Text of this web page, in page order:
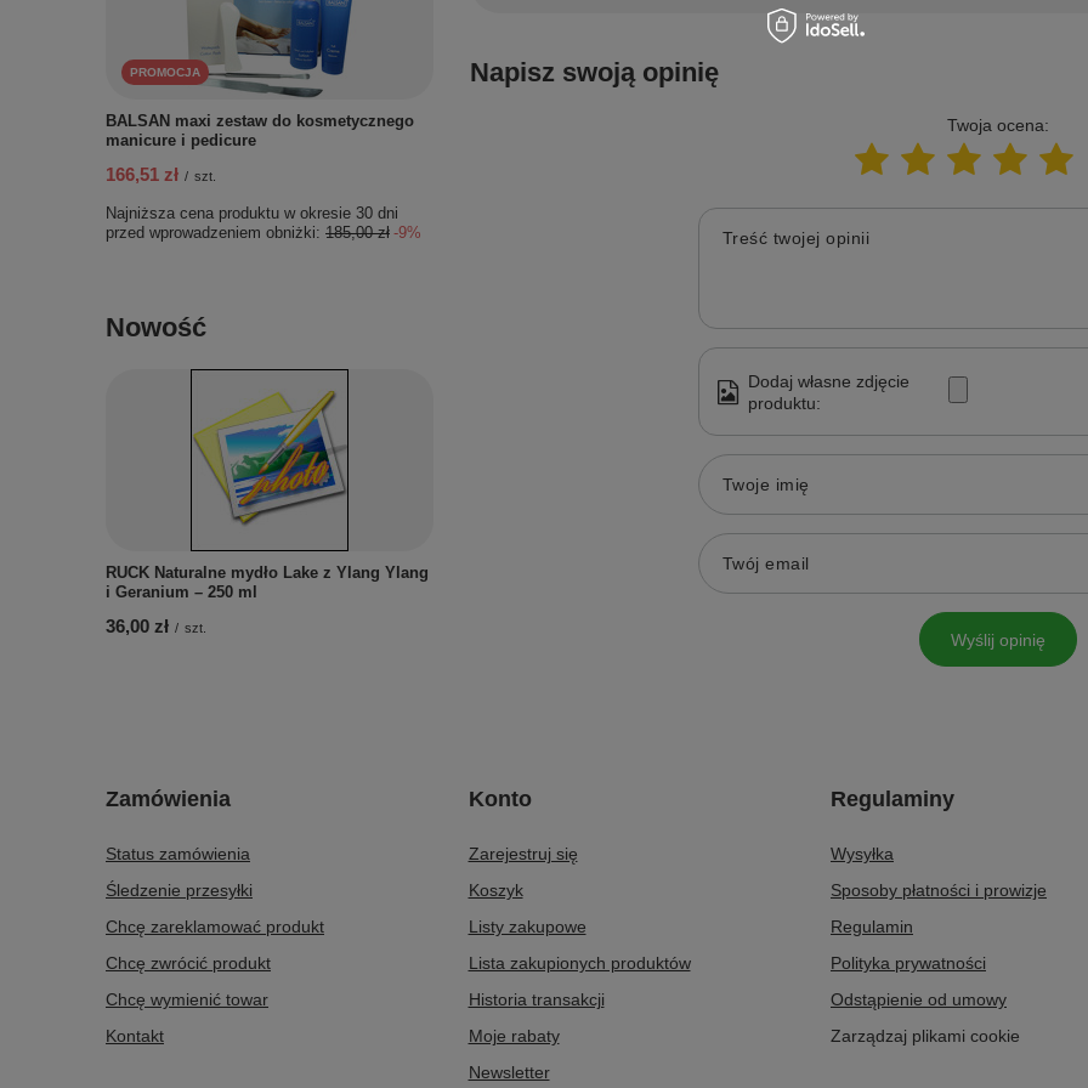
PROMOCJA
BALSAN maxi zestaw do kosmetycznego
manicure i pedicure
166,51 zł / szt.
Najniższa cena produktu w okresie 30 dni
przed wprowadzeniem obniżki: 185,00 zł -9%
Nowość
RUCK Naturalne mydło Lake z Ylang Ylang
i Geranium – 250 ml
36,00 zł / szt.
Napisz swoją opinię
Twoja ocena:
Treść twojej opinii
Dodaj własne zdjęcie
produktu:
Twoje imię
Twój email
Wyślij opinię
Zamówienia
Status zamówienia
Śledzenie przesyłki
Chcę zareklamować produkt
Chcę zwrócić produkt
Chcę wymienić towar
Kontakt
Konto
Zarejestruj się
Koszyk
Listy zakupowe
Lista zakupionych produktów
Historia transakcji
Moje rabaty
Newsletter
Regulaminy
Wysyłka
Sposoby płatności i prowizje
Regulamin
Polityka prywatności
Odstąpienie od umowy
Zarządzaj plikami cookie